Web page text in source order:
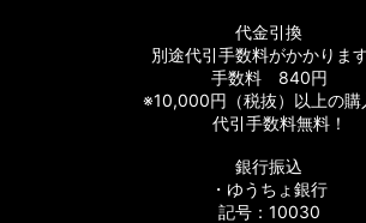
代金引換
別途代引手数料がかかります
手数料 840円
※10,000円（税抜）以上の購
代引手数料無料！
銀行振込
・ゆうちょ銀行
記号：10030